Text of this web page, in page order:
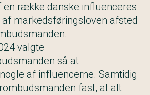
en række danske influenceres
markedsføringsloven afsted
valgte
så at
af influencerne. Samtidig
fast, at alt